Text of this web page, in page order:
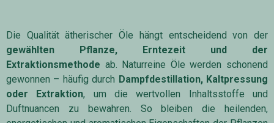
Die Qualität ätherischer Öle hängt entscheidend von der
gewählten Pflanze, Erntezeit und der
Extraktionsmethode ab. Naturreine Öle werden schonend
gewonnen – häufig durch Dampfdestillation, Kaltpressung
oder Extraktion, um die wertvollen Inhaltsstoffe und
Duftnuancen zu bewahren. So bleiben die heilenden,